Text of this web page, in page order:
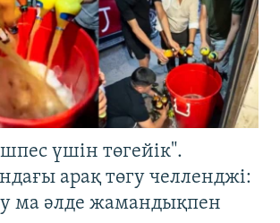
үшін төгейік".
арақ төгу челленджі:
ма әлде жамандықпен